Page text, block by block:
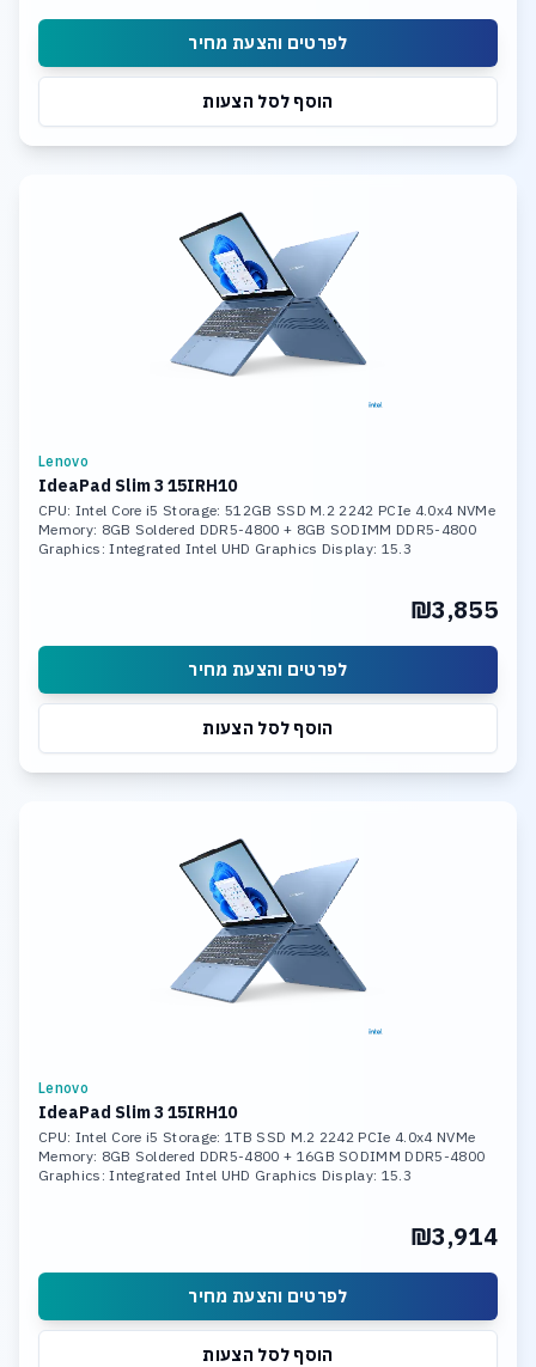
לפרטים והצעת מחיר
הוסף לסל הצעות
Lenovo
IdeaPad Slim 3 15IRH10
CPU: Intel Core i5 Storage: 512GB SSD M.2 2242 PCIe 4.0x4 NVMe
Memory: 8GB Soldered DDR5-4800 + 8GB SODIMM DDR5-4800
Graphics: Integrated Intel UHD Graphics Display: 15.3
₪3,855
לפרטים והצעת מחיר
הוסף לסל הצעות
Lenovo
IdeaPad Slim 3 15IRH10
CPU: Intel Core i5 Storage: 1TB SSD M.2 2242 PCIe 4.0x4 NVMe
Memory: 8GB Soldered DDR5-4800 + 16GB SODIMM DDR5-4800
Graphics: Integrated Intel UHD Graphics Display: 15.3
₪3,914
לפרטים והצעת מחיר
הוסף לסל הצעות